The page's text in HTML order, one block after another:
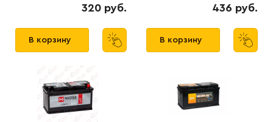
320 руб.
В корзину
436 руб.
В корзину